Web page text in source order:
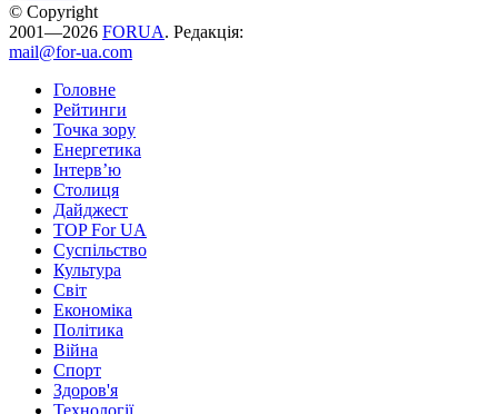
© Copyright
2001—2026 FORUA. Редакція:
mail@for-ua.com
Головне
Рейтинги
Точка зору
Енергетика
Інтерв’ю
Столиця
Дайджест
TOP For UA
Суспiльство
Культура
Світ
Економіка
Політика
Війна
Спорт
Здоров'я
Технології